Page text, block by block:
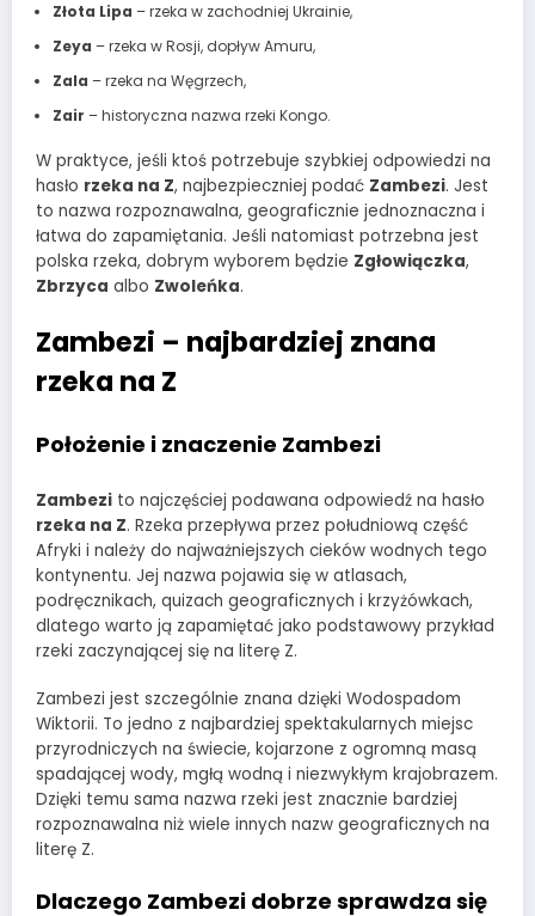
Złota Lipa – rzeka w zachodniej Ukrainie,
Zeya – rzeka w Rosji, dopływ Amuru,
Zala – rzeka na Węgrzech,
Zair – historyczna nazwa rzeki Kongo.
W praktyce, jeśli ktoś potrzebuje szybkiej odpowiedzi na
hasło rzeka na Z, najbezpieczniej podać Zambezi. Jest
to nazwa rozpoznawalna, geograficznie jednoznaczna i
łatwa do zapamiętania. Jeśli natomiast potrzebna jest
polska rzeka, dobrym wyborem będzie Zgłowiączka,
Zbrzyca albo Zwoleńka.
Zambezi – najbardziej znana
rzeka na Z
Położenie i znaczenie Zambezi
Zambezi to najczęściej podawana odpowiedź na hasło
rzeka na Z. Rzeka przepływa przez południową część
Afryki i należy do najważniejszych cieków wodnych tego
kontynentu. Jej nazwa pojawia się w atlasach,
podręcznikach, quizach geograficznych i krzyżówkach,
dlatego warto ją zapamiętać jako podstawowy przykład
rzeki zaczynającej się na literę Z.
Zambezi jest szczególnie znana dzięki Wodospadom
Wiktorii. To jedno z najbardziej spektakularnych miejsc
przyrodniczych na świecie, kojarzone z ogromną masą
spadającej wody, mgłą wodną i niezwykłym krajobrazem.
Dzięki temu sama nazwa rzeki jest znacznie bardziej
rozpoznawalna niż wiele innych nazw geograficznych na
literę Z.
Dlaczego Zambezi dobrze sprawdza się